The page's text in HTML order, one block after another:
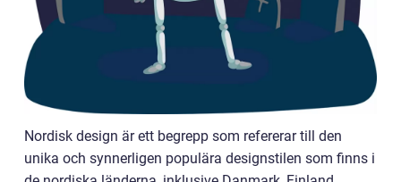
Nordisk design är ett begrepp som refererar till den
unika och synnerligen populära designstilen som finns i